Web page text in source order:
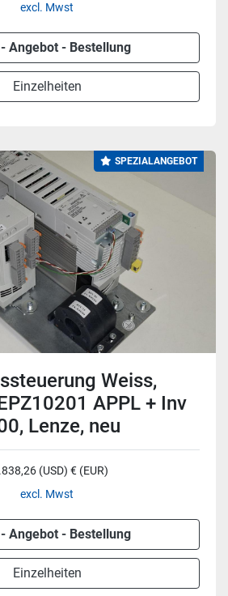
excl. Mwst
Angebot - Bestellung
Einzelheiten
SPEZIALANGEBOT
Weiss,
APPL + Inv
Lenze, neu
(USD) € (EUR)
excl. Mwst
Angebot - Bestellung
Einzelheiten